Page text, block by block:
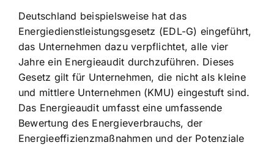
Deutschland beispielsweise hat das
Energiedienstleistungsgesetz (EDL-G) eingeführt,
das Unternehmen dazu verpflichtet, alle vier
Jahre ein Energieaudit durchzuführen. Dieses
Gesetz gilt für Unternehmen, die nicht als kleine
und mittlere Unternehmen (KMU) eingestuft sind.
Das Energieaudit umfasst eine umfassende
Bewertung des Energieverbrauchs, der
Energieeffizienzmaßnahmen und der Potenziale